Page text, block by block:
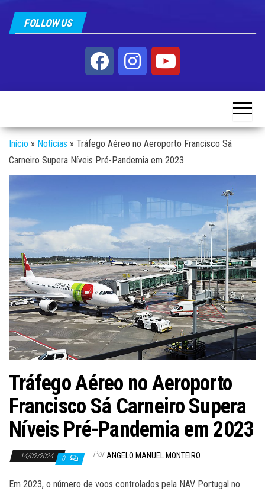
FOLLOW US
Início » Notícias » Tráfego Aéreo no Aeroporto Francisco Sá
Carneiro Supera Níveis Pré-Pandemia em 2023
Tráfego Aéreo no Aeroporto
Francisco Sá Carneiro Supera
Níveis Pré-Pandemia em 2023
14/02/2024 0 Por ANGELO MANUEL MONTEIRO
Em 2023, o número de voos controlados pela NAV Portugal no